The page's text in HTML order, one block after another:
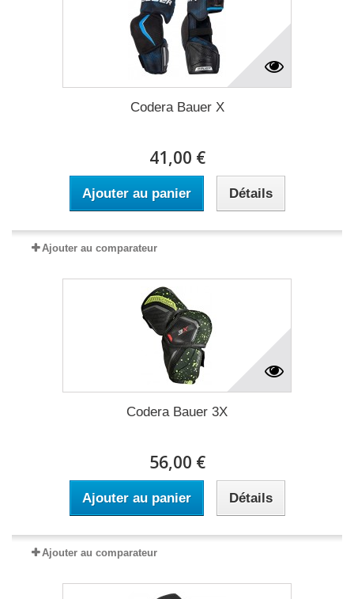
Codera Bauer X
41,00 €
Ajouter au panier Détails
Ajouter au comparateur
Codera Bauer 3X
56,00 €
Ajouter au panier Détails
Ajouter au comparateur